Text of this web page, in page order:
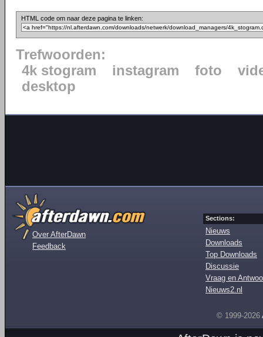
HTML code om naar deze pagina te linken:
Trefwoorden:
4k stogram
instagram foto
desktop
Over AfterDawn
Feedback
Sections:
Nieuws
Downloads
Top Downloads
Discussie
Vraag en
Nieuws2.nl
© 1999-2026